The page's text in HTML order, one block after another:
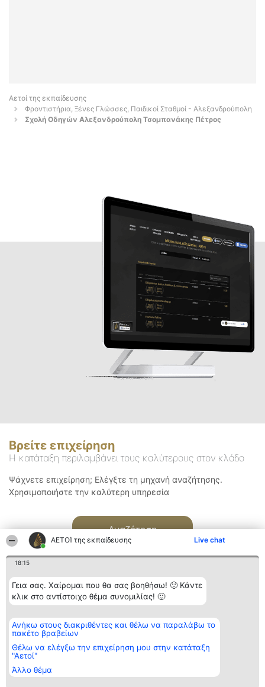
ΑΕΤΟΊ της εκπαίδευσης Live chat
18:15
Γεια σας. Χαίρομαι που θα σας βοηθήσω! 🙂 Κάντε
κλικ στο αντίστοιχο θέμα συνομιλίας! 🙂
Ανήκω στους διακριθέντες και θέλω να παραλάβω το
πακέτο βραβείων
Θέλω να ελέγξω την επιχείρηση μου στην κατάταξη
"Αετοί"
Άλλο θέμα
Αετοί της εκπαίδευσης
Φροντιστήρια, Ξένες Γλώσσες, Παιδικοί Σταθμοί - Αλεξανδρούπολη
Σχολή Οδηγών Αλεξανδρούπολη Τσομπανάκης Πέτρος
Βρείτε επιχείρηση
Η κατάταξη περιλαμβάνει τους καλύτερους στον κλάδο
Ψάχνετε επιχείρηση; Ελέγξτε τη μηχανή αναζήτησης.
Χρησιμοποιήστε την καλύτερη υπηρεσία
Αναζήτηση
Διοργανωτής της
κατάταξης
BEAUTIFUL COMPANY
ΤΗΛ. ΕΠΙΚΟΙΝΩΝΙΑΣ:
2104128019
email:
aetoi@beautifulcompany.co
Κατάταξη
Διακριθέντες
των
διακριθέντων
προϋποθέσεις
Επικοινωνία
Επικοινωνία